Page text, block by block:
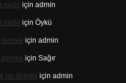
nedir için admin
nedir için Öykü
için admin
için Sağır
ne demek için admin